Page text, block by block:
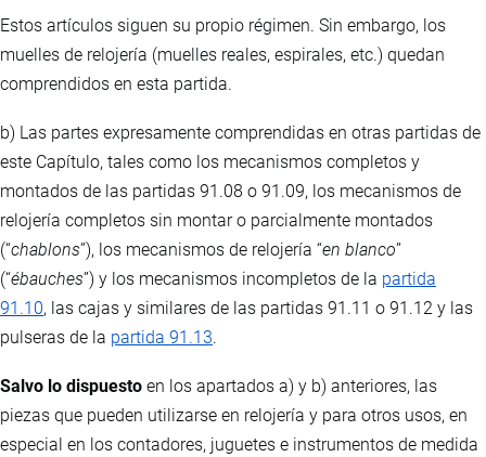
Estos artículos siguen su propio régimen. Sin embargo, los
muelles de relojería (muelles reales, espirales, etc.) quedan
comprendidos en esta partida.
b) Las partes expresamente comprendidas en otras partidas de
este Capítulo, tales como los mecanismos completos y
montados de las partidas 91.08 o 91.09, los mecanismos de
relojería completos sin montar o parcialmente montados
(“chablons”), los mecanismos de relojería “en blanco”
(“ébauches”) y los mecanismos incompletos de la partida
91.10, las cajas y similares de las partidas 91.11 o 91.12 y las
pulseras de la partida 91.13.
Salvo lo dispuesto en los apartados a) y b) anteriores, las
piezas que pueden utilizarse en relojería y para otros usos, en
especial en los contadores, juguetes e instrumentos de medida